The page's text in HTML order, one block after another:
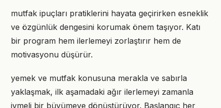
mutfak ipuçları pratiklerini hayata geçirirken esneklik
ve özgünlük dengesini korumak önem taşıyor. Katı
bir program hem ilerlemeyi zorlaştırır hem de
motivasyonu düşürür.
yemek ve mutfak konusuna merakla ve sabırla
yaklaşmak, ilk aşamadaki ağır ilerlemeyi zamanla
ivmeli bir büyümeye dönüştürüyor. Başlangıç her